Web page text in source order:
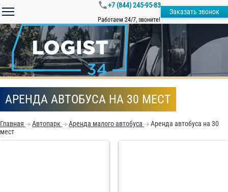
+7 (844) 245-95-83
Работаем 24/7, звоните!
Заказать звонок
АРЕНДА АВТОБУСА НА 30 МЕСТ
Главная Автопарк Аренда малого автобуса
Аренда автобуса на 30
мест